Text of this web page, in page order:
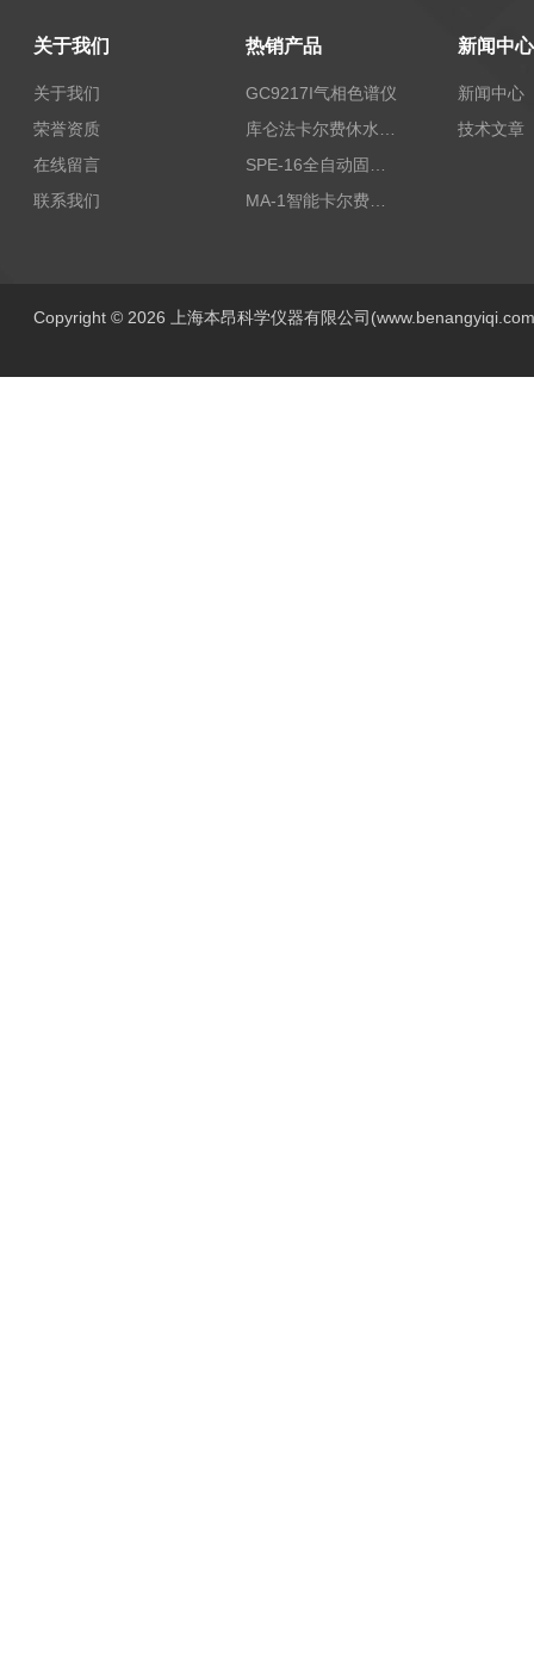
关于我们
关于我们
荣誉资质
在线留言
联系我们
热销产品
GC9217I气相色谱仪
MA-1智能卡尔费休水分测定仪
新闻中心
新闻中心
技术文章
Copyright © 2026 上海本昂科学仪器有限公司